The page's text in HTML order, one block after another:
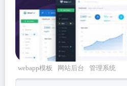
webapp模板 网站后台
管理系统
wiseowl
Bootstrapv400